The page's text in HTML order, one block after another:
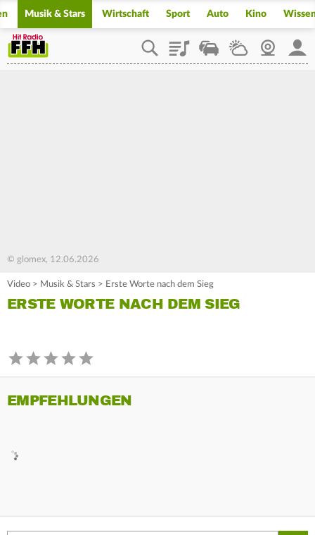
Musik & Stars Wirtschaft Sport Auto Kino
PlaylistStaupilotWetterWebcam
© glomex, 12.06.2026
Video > Musik & Stars > Erste Worte nach dem Sieg
ERSTE WORTE NACH DEM SIEG
EMPFEHLUNGEN